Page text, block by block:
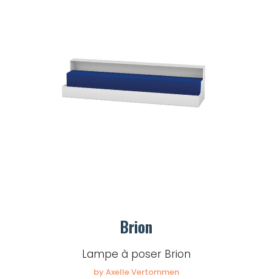
Brion
Lampe à poser Brion
by Axelle Vertommen